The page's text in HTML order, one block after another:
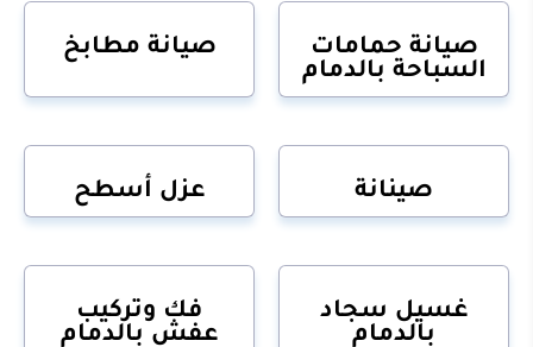
صيانة حمامات
السباحة بالدمام
صيانة مطابخ
صينانة عزل أسطح
غسيل سجاد
بالدمام
فك وتركيب
عفش بالدمام